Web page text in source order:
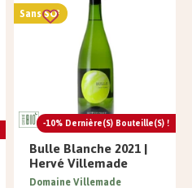
-10% Dernière(s) Bouteille(s) !
Sans SO²
Bulle Blanche 2021 |
Hervé Villemade
Domaine Villemade